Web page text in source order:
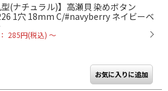
型(ナチュラル)】高瀬貝 染めボタン
1穴 18mm C/#navyberry ネイビーベ
285円(税込) ～